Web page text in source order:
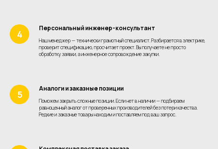
Персональный инженер-консультант
Наш менеджер — технически грамотный специалист. Разбирается в электрике,
проверит спецификацию, просчитает проект. Вы получаете не просто
обработку заявки, а инженерное сопровождение закупки.
Аналоги и заказные позиции
Поможем закрыть сложные позиции. Если нет в наличии — подбираем
равноценный аналог от проверенных производителей без потери качества.
Редкие и заказные товары находим и поставляем под ваш запрос.